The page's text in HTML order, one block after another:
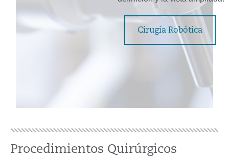
Cirugía Robótica
Procedimientos Quirúrgicos